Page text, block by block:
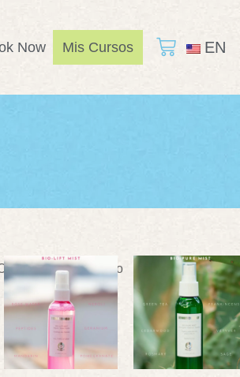
Now Mis Cursos EN